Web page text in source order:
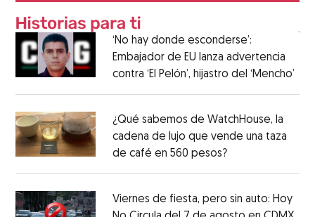
‘No hay donde esconderse’:
Embajador de EU lanza advertencia
contra ‘El Pelón’, hijastro del ‘Mencho’
¿Qué sabemos de WatchHouse, la
cadena de lujo que vende una taza
de café en 560 pesos?
Viernes de fiesta, pero sin auto: Hoy